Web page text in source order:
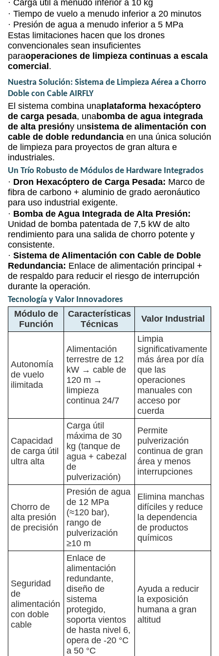
· Carga útil a menudo inferior a 10 kg
· Tiempo de vuelo a menudo inferior a 20 minutos
· Presión de agua a menudo inferior a 5 MPa
Estas limitaciones hacen que los drones
convencionales sean insuficientes
paraoperaciones de limpieza continuas a escala
comercial .
Nuestra Solución: Sistema de Limpieza Aérea a Chorro
Doble con Cable AIRFLY
El sistema combina unaplataforma hexacóptero
de carga pesada, unabomba de agua integrada
de alta presióny unsistema de alimentación con
cable de doble redundancia en una única solución
de limpieza para proyectos de gran altura e
industriales.
Un Trío Robusto de Módulos de Hardware Integrados
· Dron Hexacóptero de Carga Pesada: Marco de
fibra de carbono + aluminio de grado aeronáutico
para uso industrial exigente.
· Bomba de Agua Integrada de Alta Presión:
Unidad de bomba patentada de 7,5 kW de alto
rendimiento para una salida de chorro potente y
consistente.
· Sistema de Alimentación con Cable de Doble
Redundancia: Enlace de alimentación principal +
de respaldo para reducir el riesgo de interrupción
durante la operación.
Tecnología y Valor Innovadores
Módulo de
Función
Características
Técnicas
Valor Industrial
Autonomía
de vuelo
ilimitada
Alimentación
terrestre de 12
kW → cable de
120 m →
limpieza
continua 24/7
Limpia
significativamente
más área por día
que las
operaciones
manuales con
acceso por
cuerda
Capacidad
de carga útil
ultra alta
Carga útil
máxima de 30
kg (tanque de
agua + cabezal
de
pulverización)
Permite
pulverización
continua de gran
área y menos
interrupciones
Chorro de
alta presión
de precisión
Presión de agua
de 12 MPa
(≈120 bar),
rango de
pulverización
≥10 m
Elimina manchas
difíciles y reduce
la dependencia
de productos
químicos
Seguridad
de
alimentación
con doble
cable
Enlace de
alimentación
redundante,
diseño de
sistema
protegido,
soporta vientos
de hasta nivel 6,
opera de -20 °C
a 50 °C
Ayuda a reducir
la exposición
humana a gran
altitud